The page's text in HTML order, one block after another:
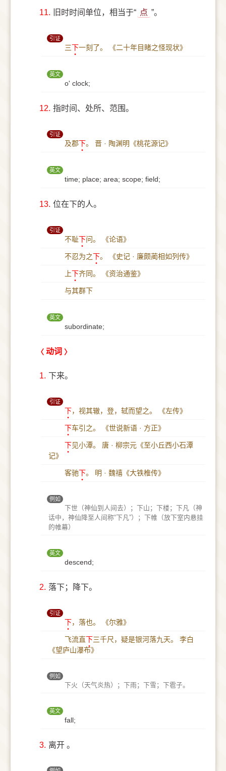
11. 旧时时间单位，相当于“ 点 ”。
引证
三下一刻了。 《二十年目睹之怪现状》
英文
o' clock;
12. 指时间、处所、范围。
引证
及郡下。 晋 · 陶渊明《桃花源记》
英文
time; place; area; scope; field;
13. 位在下的人。
引证
不耻下问。 《论语》
不忍为之下。 《史记 · 廉颇蔺相如列传》
上下齐同。 《资治通鉴》
与其群下
英文
subordinate;
动词
1. 下来。
引证
下，视其辙，登，轼而望之。 《左传》
下车引之。 《世说新语 · 方正》
下见小潭。 唐 · 柳宗元《至小丘西小石潭
记》
客驰下。 明 · 魏禧《大铁椎传》
例如
下世（神仙到人间去）；下山；下楼；下凡（神
话中，神仙降至人间称“下凡”）；下帷（放下室内悬挂
的帷幕）
英文
descend;
2. 落下；降下。
引证
下，落也。 《尔雅》
飞流直下三千尺，疑是银河落九天。 李白
《望庐山瀑布》
例如
下火（天气炎热）；下雨；下雪；下雹子。
英文
fall;
3. 离开 。